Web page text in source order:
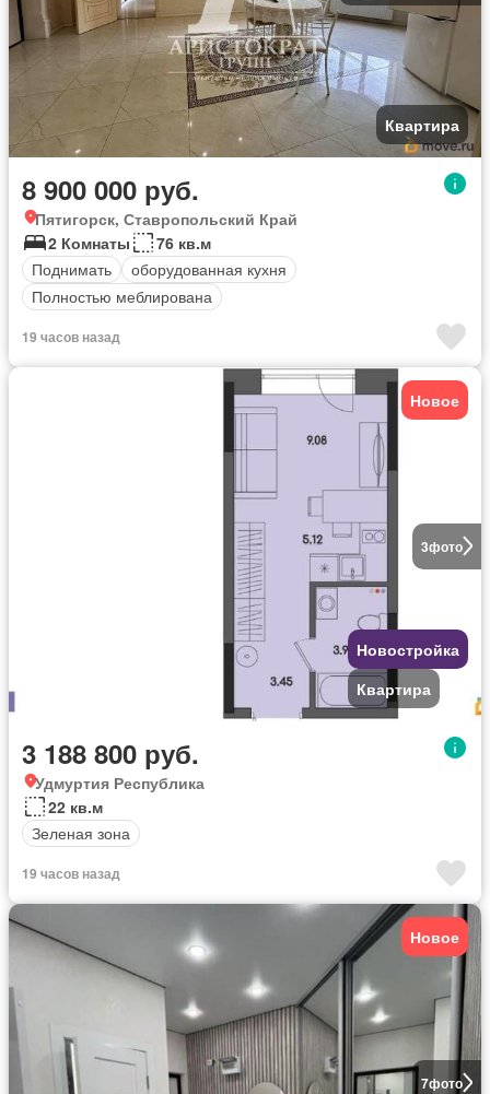
Квартира
8 900 000 руб.
Пятигорск, Ставропольский Край
2 Комнаты
76 кв.м
Поднимать
оборудованная кухня
Полностью меблирована
19 часов назад
3фото
Новое
Новостройка
Квартира
3 188 800 руб.
Удмуртия Республика
22 кв.м
Зеленая зона
19 часов назад
7фото
Новое